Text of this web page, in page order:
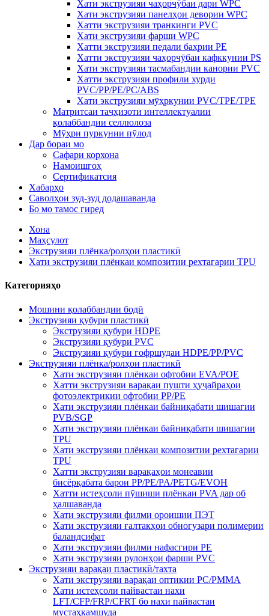
Хати экструзияи чаҳорчӯбаи дари WPC
Хати экструзияи панелҳои девории WPC
Хатти экструзияи транкинги PVC
Хати экструзияи фарши WPC
Хатти экструзияи педали баҳрии PE
Хатти экструзияи чаҳорчӯбаи кафккунии PS
Хати экструзияи тасмабандии канории PVC
Хатти экструзияи профили хурди
PVC/PP/PE/PC/ABS
Хати экструзияи мӯҳркунии PVC/TPE/TPE
Матритсаи таҷҳизоти интеллектуалии
қолаббандии селлюлоза
Мӯҳри пуркунии пӯлод
Дар бораи мо
Сафари корхона
Намоишгоҳ
Сертификатсия
Хабарҳо
Саволҳои зуд-зуд додашаванда
Бо мо тамос гиред
Хона
Маҳсулот
Экструзияи плёнка/ролҳои пластикӣ
Хати экструзияи плёнкаи композитии рехтагарии TPU
Категорияҳо
Мошини қолаббандии бодӣ
Экструзияи қубури пластикӣ
Экструзияи қубури HDPE
Экструзияи қубури PVC
Экструзияи қубури гофршудаи HDPE/PP/PVC
Экструзияи плёнка/ролҳои пластикӣ
Хати экструзияи плёнкаи офтобии EVA/POE
Хатти экструзияи варақаи пушти ҳуҷайраҳои
фотоэлектрикии офтобии PP/PE
Хати экструзияи плёнкаи байниқабати шишагии
PVB/SGP
Хати экструзияи плёнкаи байниқабати шишагии
TPU
Хати экструзияи плёнкаи композитии рехтагарии
TPU
Хатти экструзияи варақаҳои монеавии
бисёрқабата барои PP/PE/PA/PETG/EVOH
Хатти истеҳсоли пӯшиши плёнкаи PVA дар об
ҳалшаванда
Хати экструзияи филми ороишии ПЭТ
Хати экструзияи ғалтакҳои обногузари полимерии
баландсифат
Хати экструзияи филми нафасгири PE
Хати экструзияи рулонҳои фарши PVC
Экструзияи варақаи пластикӣ/тахта
Хати экструзияи варақаи оптикии PC/PMMA
Хати истеҳсоли пайвастаи нахи
LFT/CFP/FRP/CFRT бо нахи пайвастаи
мустаҳкамшуда